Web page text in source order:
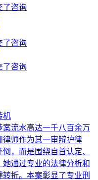
了咨询
了咨询
了咨询
机
流水高达一千八百余万
律师作为其一审辩护律
，而是围绕自首认定、
通过专业的法律分析和
折。本案彰显了专业刑